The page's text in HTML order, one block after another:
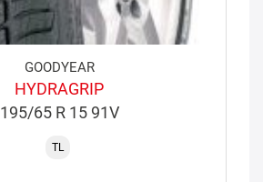
GOODYEAR
HYDRAGRIP
195/65 R 15 91V
TL